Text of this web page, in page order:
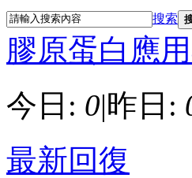
搜索
膠原蛋白應
今日: 0|昨日:
最新回復